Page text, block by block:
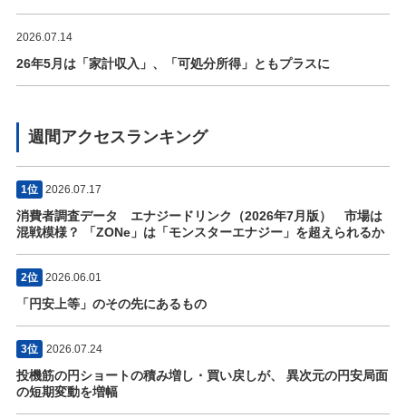
2026.07.14
26年5月は「家計収入」、「可処分所得」ともプラスに
週間アクセスランキング
1位 2026.07.17
消費者調査データ エナジードリンク（2026年7月版） 市場は
混戦模様？ 「ZONe」は「モンスターエナジー」を超えられるか
2位 2026.06.01
「円安上等」のその先にあるもの
3位 2026.07.24
投機筋の円ショートの積み増し・買い戻しが、 異次元の円安局面
の短期変動を増幅